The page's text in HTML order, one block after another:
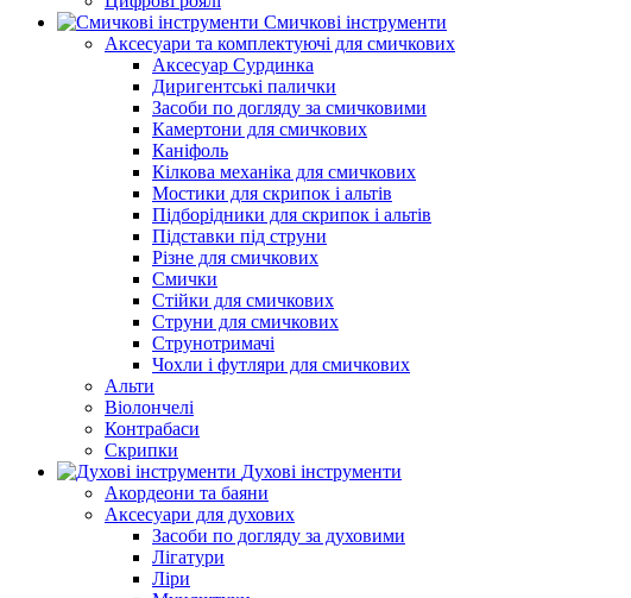
Смичкові інструменти
Аксесуари та комплектуючі для смичкових
Аксесуар Сурдинка
Диригентські палички
Засоби по догляду за смичковими
Камертони для смичкових
Каніфоль
Кілкова механіка для смичкових
Мостики для скрипок і альтів
Підборiдники для скрипок і альтів
Підставки під струни
Різне для смичкових
Смички
Стійки для смичкових
Струни для смичкових
Струнотримачі
Чохли і футляри для смичкових
Альти
Віолончелі
Контрабаси
Скрипки
Духові інструменти
Акордеони та баяни
Аксесуари для духових
Засоби по догляду за духовими
Лігатури
Ліри